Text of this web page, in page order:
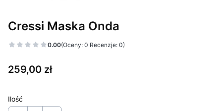
Cressi Maska Onda
0.00(Oceny: 0 Recenzje: 0)
Cena
259,00 zł
Ilość